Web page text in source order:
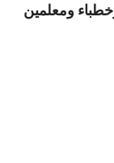
ومعلمين